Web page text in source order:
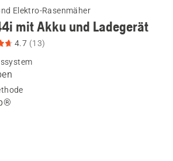
Elektro-Rasenmäher
mit Akku und Ladegerät
4.7 (13)